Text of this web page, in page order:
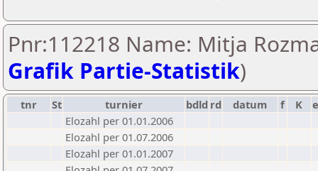
Pnr:112218 Name: Mitja
Grafik Partie-Statistik)
tnr St turnier bdld rd datum f K
Elozahl per 01.01.2006
Elozahl per 01.07.2006
Elozahl per 01.01.2007